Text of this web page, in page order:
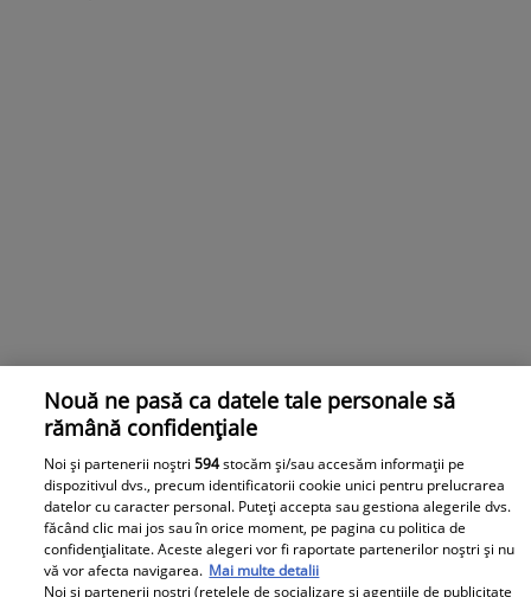
1 2 3 4
Cele mai citite
Nouă ne pasă ca datele tale personale să
rămână confidențiale
Noi și partenerii noștri594stocăm și/sau accesăm informații pe
dispozitivul dvs., precum identificatorii cookie unici pentru prelucrarea
datelor cu caracter personal. Puteți accepta sau gestiona alegerile dvs.
făcând clic mai jos sau în orice moment, pe pagina cu politica de
confidențialitate. Aceste alegeri vor fi raportate partenerilor noștri și nu
vă vor afecta navigarea. Mai multe detalii
Noi si partenerii nostri (retelele de socializare si agentiile de publicitate